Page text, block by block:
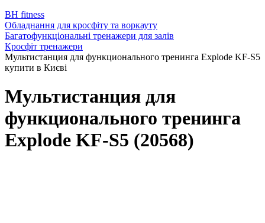
BH fitness
Обладнання для кросфіту та воркауту
Багатофункціональні тренажери для залів
Кросфіт тренажери
Мультистанция для функционального тренинга Explode KF-S5
купити в Києві
Мультистанция для
функционального тренинга
Explode KF-S5 (20568)